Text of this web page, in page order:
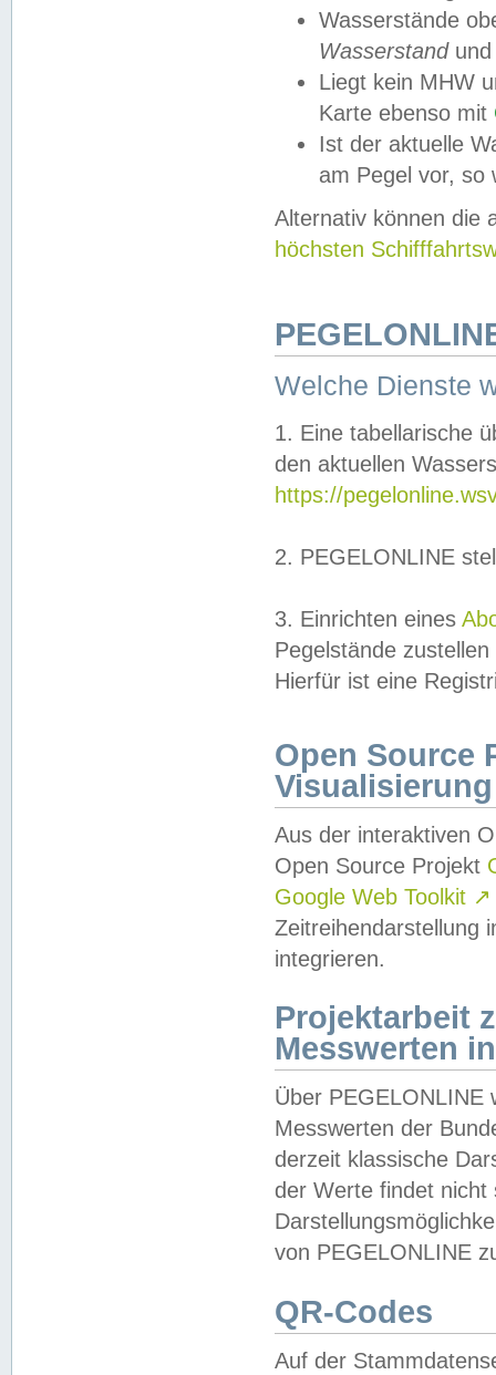
Wasserstände
Wasserstandund
Liegt kein MHW
Karte ebenso mit
Ist der aktuelle
am Pegel vor,
Alternativ können die
höchsten
Welche Dienste
1. Eine tabellarische
den aktuellen
https://
2. PEGELONLINE
3. Einrichten eines
Pegelstände
Hierfür ist eine
Open Source
Visualisierung
Aus der interaktiven
Open Source Projekt
Google Web Toolkit ↗
Zeitreihendarstellung
integrieren.
Projektarbeit
Messwerten
Über PEGELONLINE
Messwerten der
derzeit klassische
der Werte findet
von PEGELONLINE
QR-Codes
Auf der